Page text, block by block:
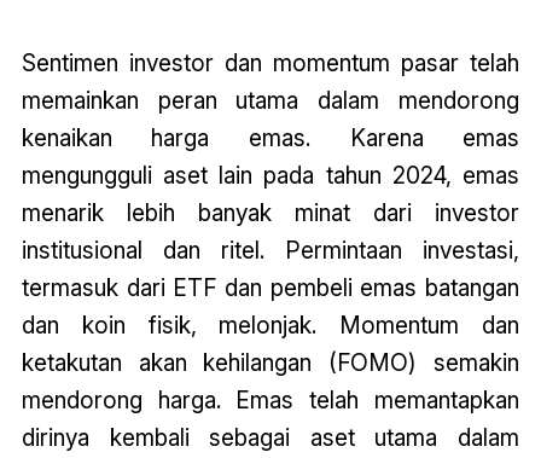
Sentimen investor dan momentum pasar telah
memainkan peran utama dalam mendorong
kenaikan harga emas. Karena emas
mengungguli aset lain pada tahun 2024, emas
menarik lebih banyak minat dari investor
institusional dan ritel. Permintaan investasi,
termasuk dari ETF dan pembeli emas batangan
dan koin fisik, melonjak. Momentum dan
ketakutan akan kehilangan (FOMO) semakin
mendorong harga. Emas telah memantapkan
dirinya kembali sebagai aset utama dalam